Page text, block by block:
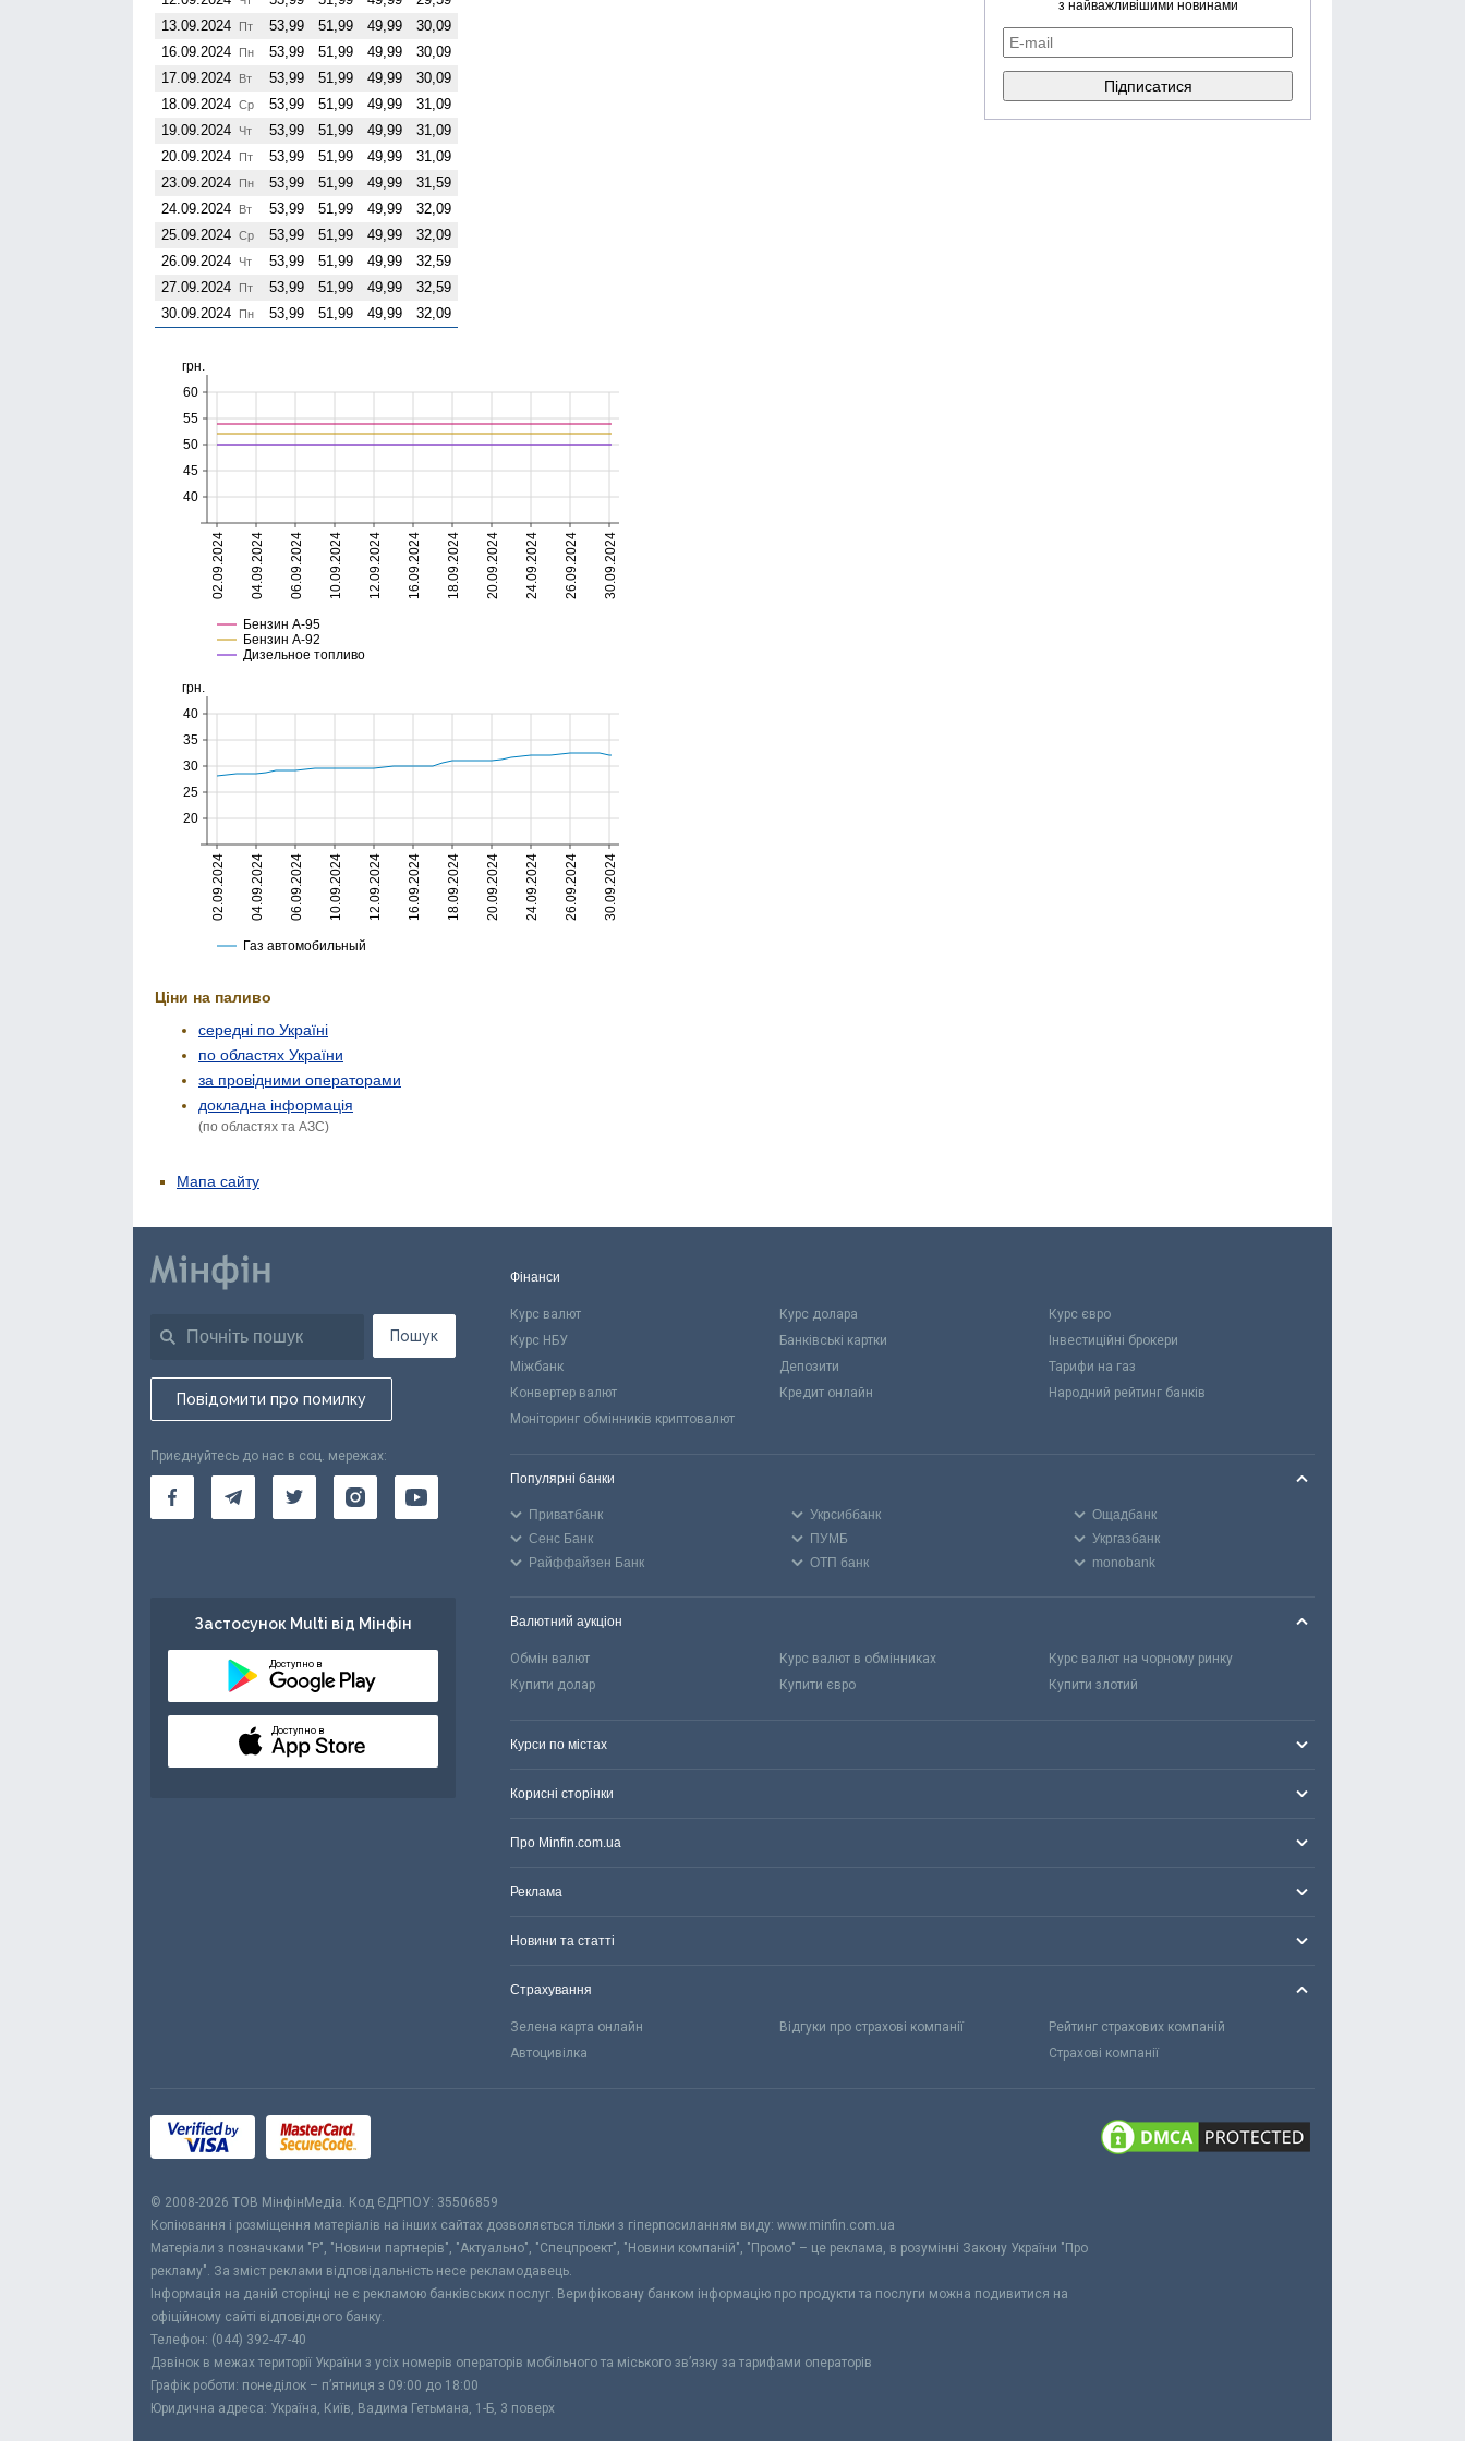
13.09.2024
Пт 53,99 51,99 49,99
30,09
16.09.2024
Пн 53,99 51,99 49,99
30,09
17.09.2024
Вт 53,99 51,99 49,99
30,09
18.09.2024 Ср 53,99 51,99 49,99
31,09
19.09.2024
Чт 53,99 51,99 49,99
31,09
20.09.2024
Пт 53,99 51,99 49,99
31,09
23.09.2024
Пн 53,99 51,99 49,99
31,59
24.09.2024
Вт 53,99 51,99 49,99
32,09
25.09.2024 Ср 53,99 51,99 49,99
32,09
26.09.2024
Чт 53,99 51,99 49,99
32,59
27.09.2024
Пт 53,99 51,99 49,99
32,59
30.09.2024
Пн 53,99 51,99 49,99 32,09
Ціни на паливо
середні по Україні
по областях України
за провідними операторами
докладна інформація
(по областях та АЗС)
з найважливішими новинами
Мапа сайту
Пошук
Повідомити про помилку
Приєднуйтесь до нас в соц. мережах:
Застосунок Multi від Мінфін
Доступно в
Доступно в
Фінанси
Курс валют Курс долара
Курс євро
Курс НБУ
Банківські картки
Інвестиційні брокери
Міжбанк
Депозити
Тарифи на газ
Конвертер валют
Кредит онлайн
Народний рейтинг банків
Моніторинг обмінників криптовалют
Популярні банки
Приватбанк Укрсиббанк
Ощадбанк
Сенс Банк
ПУМБ
Укргазбанк
Райффайзен Банк
ОТП банк monobank
Валютний аукціон
Обмін валют Курс валют в обмінниках
Курс валют на чорному ринку
Купити долар
Купити євро Купити злотий
Курси по містах
Корисні сторінки
Про Minfin.com.ua
Реклама
Новини та статті
Страхування
Зелена карта онлайн Відгуки про страхові компанії
Рейтинг страхових компаній
Автоцивілка
Страхові компанії
© 2008-2026 ТОВ МiнфiнМедiа. Код ЄДРПОУ: 35506859
Копіювання і розміщення матеріалів на інших сайтах дозволяється тільки з гіперпосиланням виду: www.minfin.com.ua
Матеріали з позначками "Р", "Новини партнерів", "Актуально", "Спецпроект", "Новини компаній", "Промо" – це реклама, в розумінні Закону України "Про
рекламу". За зміст реклами відповідальність несе рекламодавець.
Інформація на даній сторінці не є рекламою банківських послуг. Верифіковану банком інформацію про продукти та послуги можна подивитися на
офіційному сайті відповідного банку.
Телефон: (044) 392-47-40
Дзвінок в межах території України з усіх номерів операторів мобільного та міського зв’язку за тарифами операторів
Графік роботи: понеділок – п’ятниця з 09:00 до 18:00
Юридична адреса: Україна, Київ, Вадима Гетьмана, 1-Б, 3 поверх